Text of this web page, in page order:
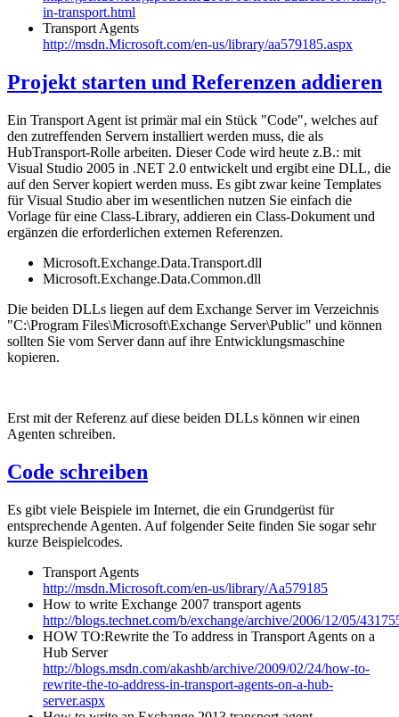
in-transport.html
Transport Agents
http://msdn.Microsoft.com/en-us/library/aa579185.aspx
Projekt starten und Referenzen addieren
Ein Transport Agent ist primär mal ein Stück "Code", welches auf
den zutreffenden Servern installiert werden muss, die als
HubTransport-Rolle arbeiten. Dieser Code wird heute z.B.: mit
Visual Studio 2005 in .NET 2.0 entwickelt und ergibt eine DLL, die
auf den Server kopiert werden muss. Es gibt zwar keine Templates
für Visual Studio aber im wesentlichen nutzen Sie einfach die
Vorlage für eine Class-Library, addieren ein Class-Dokument und
ergänzen die erforderlichen externen Referenzen.
Microsoft.Exchange.Data.Transport.dll
Microsoft.Exchange.Data.Common.dll
Die beiden DLLs liegen auf dem Exchange Server im Verzeichnis
"C:\Program Files\Microsoft\Exchange Server\Public" und können
sollten Sie vom Server dann auf ihre Entwicklungsmaschine
kopieren.
Erst mit der Referenz auf diese beiden DLLs können wir einen
Agenten schreiben.
Code schreiben
Es gibt viele Beispiele im Internet, die ein Grundgerüst für
entsprechende Agenten. Auf folgender Seite finden Sie sogar sehr
kurze Beispielcodes.
Transport Agents
http://msdn.Microsoft.com/en-us/library/Aa579185
How to write Exchange 2007 transport agents
http://blogs.technet.com/b/exchange/archive/2006/12/05/
HOW TO:Rewrite the To address in Transport Agents on a
Hub Server
http://blogs.msdn.com/akashb/archive/2009/02/24/how-to-
rewrite-the-to-address-in-transport-agents-on-a-hub-
server.aspx